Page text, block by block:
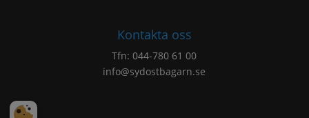
Kontakta oss
Tfn:044-780 61 00
info@sydostbagarn.se